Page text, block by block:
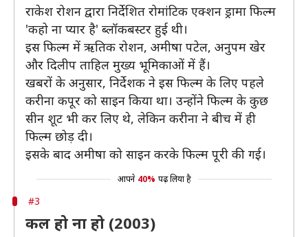
राकेश रोशन द्वारा निर्देशित रोमांटिक एक्शन ड्रामा फिल्म
'कहो ना प्यार है' ब्लॉकबस्टर हुई थी।
इस फिल्म में ऋतिक रोशन, अमीषा पटेल, अनुपम खेर
और दिलीप ताहिल मुख्य भूमिकाओं में हैं।
खबरों के अनुसार, निर्देशक ने इस फिल्म के लिए पहले
करीना कपूर को साइन किया था। उन्होंने फिल्म के कुछ
सीन शूट भी कर लिए थे, लेकिन करीना ने बीच में ही
फिल्म छोड़ दी।
इसके बाद अमीषा को साइन करके फिल्म पूरी की गई।
आपने 40% पढ़ लिया है
#3
कल हो ना हो (2003)